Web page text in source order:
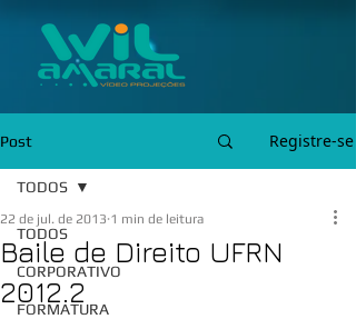
Post Registre-se
TODOS
CORPORATIVO
FORMATURA
TODOS
Baile de Direito UFRN
2012.2
22 de jul. de 2013 1 min de leitura